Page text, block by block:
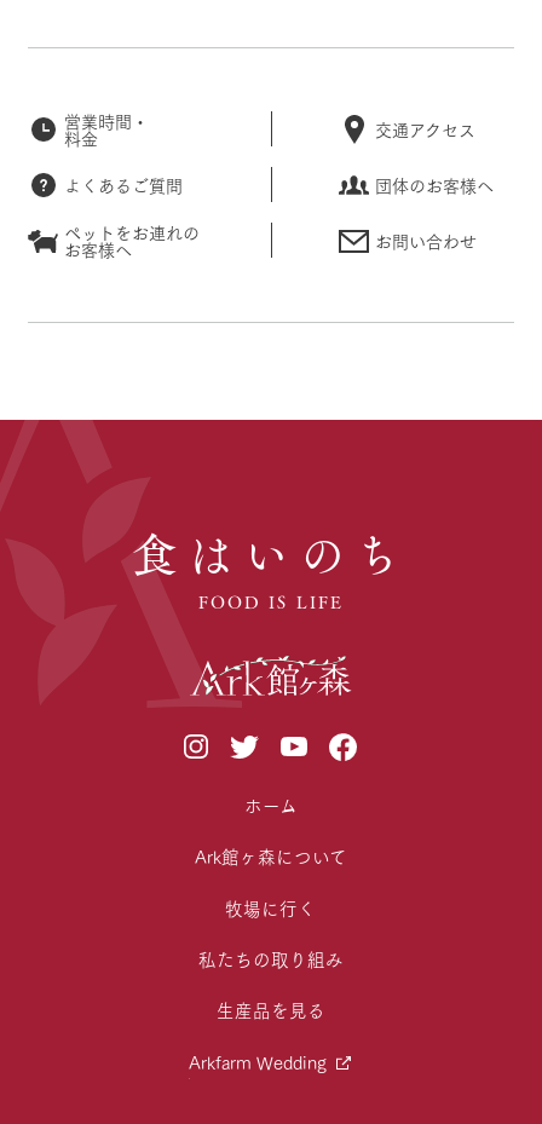
営業時間・
料金 交通アクセス
よくあるご質問
団体のお客様へ
ペットをお連れの
お客様へ お問い合わせ
食はいのち
FOOD IS LIFE
ホーム
Ark館ヶ森について
牧場に行く
私たちの取り組み
生産品を見る
Arkfarm Wedding